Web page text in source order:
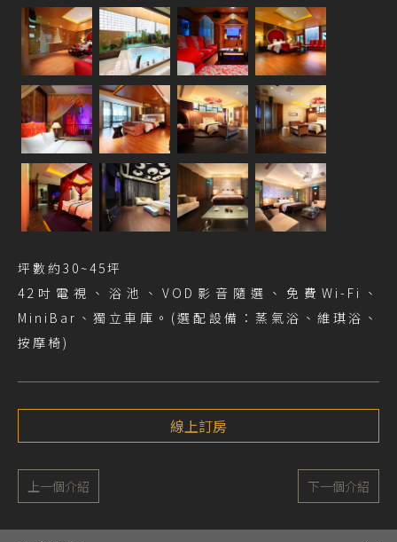
坪數約30~45坪
42吋電視、浴池、VOD影音隨選、免費Wi-Fi、
MiniBar、獨立車庫。(選配設備：蒸氣浴、維琪浴、
按摩椅)
線上訂房
下一個介紹
上一個介紹